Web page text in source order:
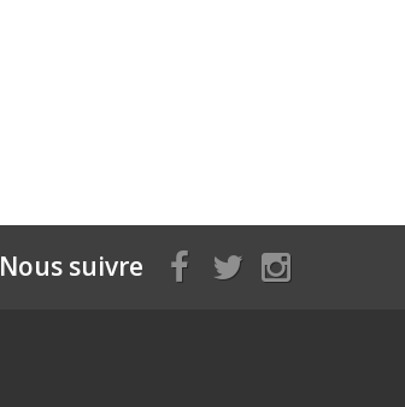
Nous suivre